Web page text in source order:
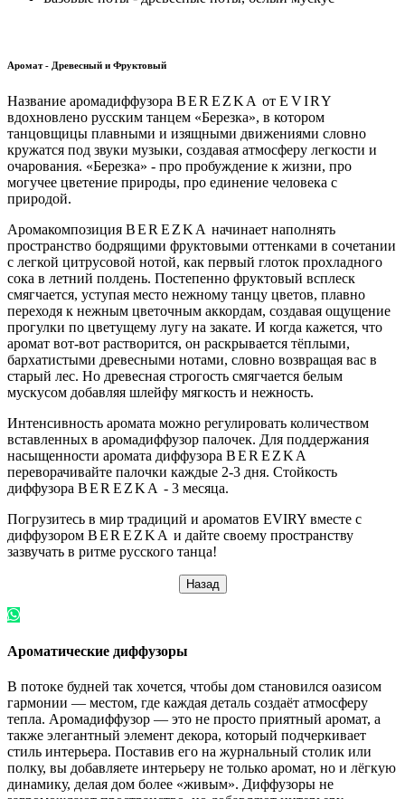
Аромат - Древесный и Фруктовый
Название аромадиффузора BEREZKA отEVIRY
вдохновлено русским танцем «Березка», в котором
танцовщицы плавными и изящными движениями словно
кружатся под звуки музыки, создавая атмосферу легкости и
очарования. «Березка» - про пробуждение к жизни, про
могучее цветение природы, про единение человека с
природой.
Аромакомпозиция BEREZKA начинает наполнять
пространство бодрящими фруктовыми оттенками в сочетании
с легкой цитрусовой нотой, как первый глоток прохладного
сока в летний полдень. Постепенно фруктовый всплеск
смягчается, уступая место нежному танцу цветов, плавно
переходя к нежным цветочным аккордам, создавая ощущение
прогулки по цветущему лугу на закате. И когда кажется, что
аромат вот-вот растворится, он раскрывается тёплыми,
бархатистыми древесными нотами, словно возвращая вас в
старый лес. Но древесная строгость смягчается белым
мускусом добавляя шлейфу мягкость и нежность.
Интенсивность аромата можно регулировать количеством
вставленных в аромадиффузор палочек. Для поддержания
насыщенности аромата диффузора BEREZKA
переворачивайте палочки каждые 2-3 дня. Стойкость
диффузора BEREZKA - 3 месяца.
Погрузитесь в мир традиций и ароматов EVIRY вместе c
диффузором BEREZKA и дайте своему пространству
зазвучать в ритме русского танца!
Ароматические диффузоры
В потоке будней так хочется, чтобы дом становился оазисом
гармонии — местом, где каждая деталь создаёт атмосферу
тепла. Аромадиффузор — это не просто приятный аромат, а
также элегантный элемент декора, который подчеркивает
стиль интерьера. Поставив его на журнальный столик или
полку, вы добавляете интерьеру не только аромат, но и лёгкую
динамику, делая дом более «живым». Диффузоры не